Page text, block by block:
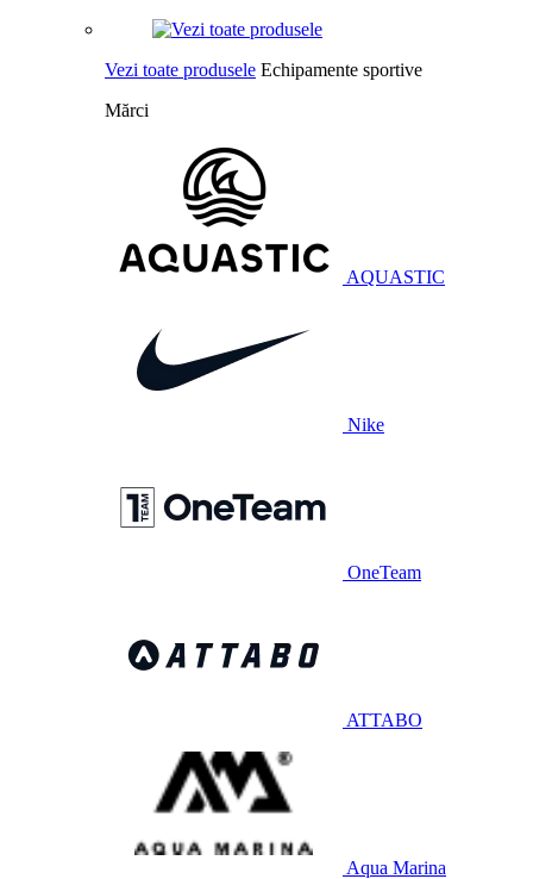
Vezi toate produsele Echipamente sportive
Mărci
AQUASTIC
Nike
OneTeam
ATTABO
Aqua Marina